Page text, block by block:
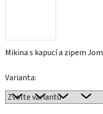
Mikina s kapucí a zipem
Varianta: